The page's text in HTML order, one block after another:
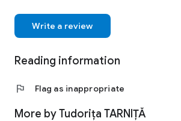
Write a review
Reading information
flag Flag as inappropriate
More by Tudorița TARNIȚĂ